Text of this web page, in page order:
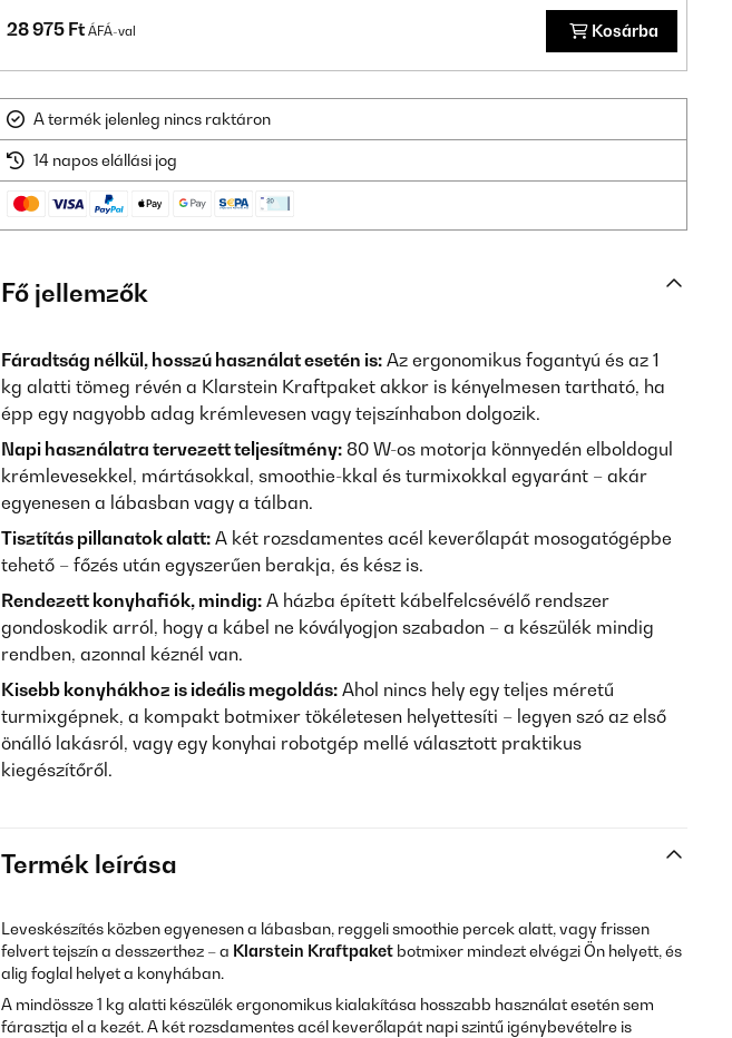
28 975 Ft ÁFÁ-val Kosárba
A termék jelenleg nincs raktáron
14 napos elállási jog
Fő jellemzők
Fáradtság nélkül, hosszú használat esetén is: Az ergonomikus fogantyú és az 1
kg alatti tömeg révén a Klarstein Kraftpaket akkor is kényelmesen tartható, ha
épp egy nagyobb adag krémlevesen vagy tejszínhabon dolgozik.
Napi használatra tervezett teljesítmény: 80 W-os motorja könnyedén elboldogul
krémlevesekkel, mártásokkal, smoothie-kkal és turmixokkal egyaránt – akár
egyenesen a lábasban vagy a tálban.
Tisztítás pillanatok alatt: A két rozsdamentes acél keverőlapát mosogatógépbe
tehető – főzés után egyszerűen berakja, és kész is.
Rendezett konyhafiók, mindig: A házba épített kábelfelcsévélő rendszer
gondoskodik arról, hogy a kábel ne kóvályogjon szabadon – a készülék mindig
rendben, azonnal kéznél van.
Kisebb konyhákhoz is ideális megoldás: Ahol nincs hely egy teljes méretű
turmixgépnek, a kompakt botmixer tökéletesen helyettesíti – legyen szó az első
önálló lakásról, vagy egy konyhai robotgép mellé választott praktikus
kiegészítőről.
Termék leírása
Leveskészítés közben egyenesen a lábasban, reggeli smoothie percek alatt, vagy frissen
felvert tejszín a desszerthez – a Klarstein Kraftpaket botmixer mindezt elvégzi Ön helyett, és
alig foglal helyet a konyhában.
A mindössze 1 kg alatti készülék ergonomikus kialakítása hosszabb használat esetén sem
fárasztja el a kezét. A két rozsdamentes acél keverőlapát napi szintű igénybevételre is